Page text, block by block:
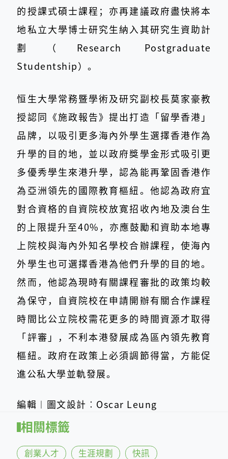
的授課式碩士課程；亦再建議政府盡快將本
地私立大學博士研究生納入其研究生資助計
劃（Research Postgraduate
Studentship）。
恒生大學常務暨學術及研究副校長莫家豪教
授認同《施政報告》提出打造「留學香港」
品牌，以吸引更多海內外學生選擇香港作為
升學的目的地，並以政府獎學金形式吸引更
多優秀學生來港升學，認為能再鞏固香港作
為亞洲領先的國際教育樞紐。他認為政府宜
對合資格的自資院校放寛招收內地及澳台生
的上限提升至40%，亦應鼓勵和資助本地專
上院校與海內外知名學校合辦課程，使海內
外學生也可選擇香港為他們升學的目的地。
然而，他認為現時有關課程審批的政策均較
為保守，自資院校在申請開辦有關合作課程
時間比公立院校需花更多的時間資源才取得
「評審」，不利本港發展成為區內領先教育
樞紐。政府在政策上必須調節得當，方能促
進公私大學並軌發展。
編輯︱圖文設計︰Oscar Leung
相關標籤
創業人才 生涯規劃 快訊